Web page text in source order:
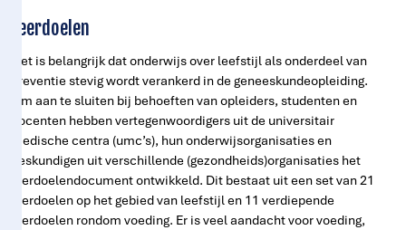
Leerdoelen
Het is belangrijk dat onderwijs over leefstijl als onderdeel van
preventie stevig wordt verankerd in de geneeskundeopleiding.
Om aan te sluiten bij behoeften van opleiders, studenten en
docenten hebben vertegenwoordigers uit de universitair
medische centra (umc’s), hun onderwijsorganisaties en
deskundigen uit verschillende (gezondheids)organisaties het
leerdoelendocument ontwikkeld. Dit bestaat uit een set van 21
leerdoelen op het gebied van leefstijl en 11 verdiepende
leerdoelen rondom voeding. Er is veel aandacht voor voeding,